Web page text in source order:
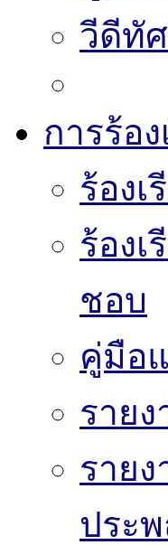
วีดีทั
การร้อ
ร้อง
ร้อง
ชอบ
คู่มือ
ราย
ราย
ประ